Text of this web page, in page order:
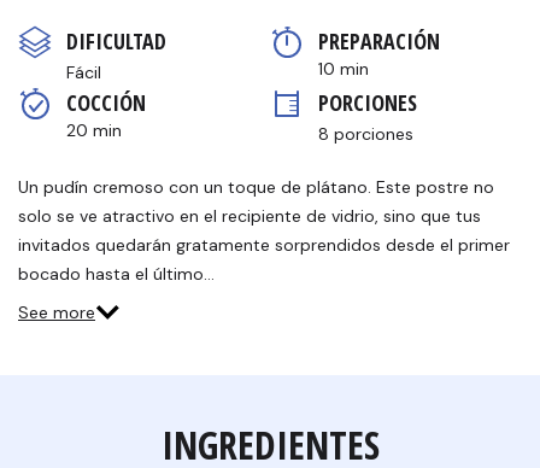
en
la
misma
página.
DIFICULTAD
Fácil
PREPARACIÓN
10 min
COCCIÓN
20 min
PORCIONES
8 porciones
Un pudín cremoso con un toque de plátano. Este postre no
solo se ve atractivo en el recipiente de vidrio, sino que tus
invitados quedarán gratamente sorprendidos desde el primer
bocado hasta el último…
See more
INGREDIENTES